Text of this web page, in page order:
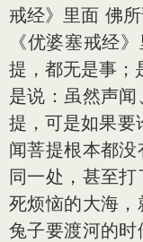
戒经》里面 佛
《优婆塞戒经
提，都无是事；
是说：虽然声
提，可是如果要
闻菩提根本都
同一处，甚至
死烦恼的大海
兔子要渡河的